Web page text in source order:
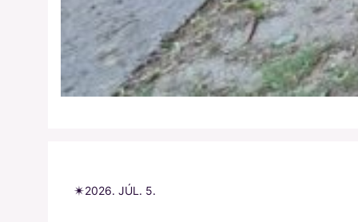
✴︎2026. JÚL. 5.